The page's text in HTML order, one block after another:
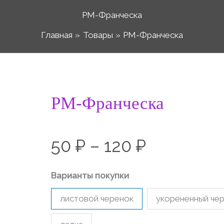
РМ-Франческа
Главная
Товары РМ-Франческа
РМ-Франческа
50₽ – 120₽
Диапазон
–
Варианты покупки
листовой черенок укорененный
товара
Франческа